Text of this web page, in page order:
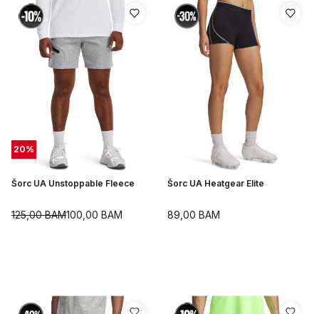
20%
Šorc UA Unstoppable Fleece
100,00 BAM
125,00BAM
Šorc UA Heatgear Elite
89,00 BAM